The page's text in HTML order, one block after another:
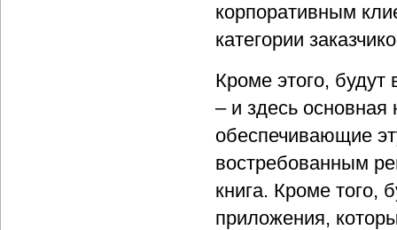
корпоративным
категории
Кроме этого, будут
– и здесь
обеспечивающие
востребованным
книга. Кроме того,
приложения,